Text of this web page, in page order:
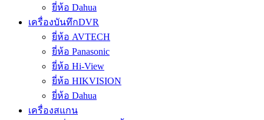
ยี่ห้อ Dahua
เครื่องบันทึกDVR
ยี่ห้อ AVTECH
ยี่ห้อ Panasonic
ยี่ห้อ Hi-View
ยี่ห้อ HIKVISION
ยี่ห้อ Dahua
เครื่องสแกน